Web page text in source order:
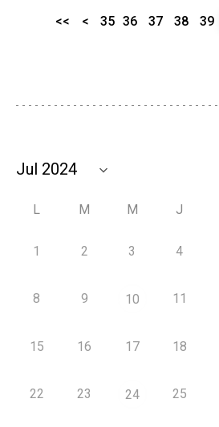
<< < 35 36 37 38 39
L M M J
1 2 3 4
8 9 10 11
15 16 17 18
22 23 24 25